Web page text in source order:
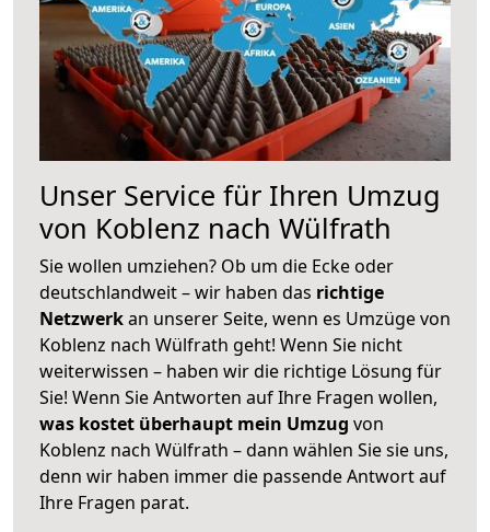
Unser Service für Ihren Umzug
von Koblenz nach Wülfrath
Sie wollen umziehen? Ob um die Ecke oder
deutschlandweit – wir haben das richtige
Netzwerkan unserer Seite, wenn es Umzüge von
Koblenz nach Wülfrath geht! Wenn Sie nicht
weiterwissen – haben wir die richtige Lösung für
Sie! Wenn Sie Antworten auf Ihre Fragen wollen,
was kostet überhaupt mein Umzug von
Koblenz nach Wülfrath – dann wählen Sie sie uns,
denn wir haben immer die passende Antwort auf
Ihre Fragen parat.